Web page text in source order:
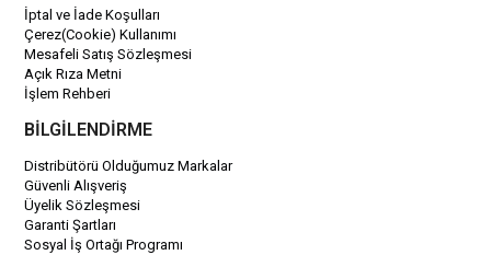
İptal ve İade Koşulları
Çerez(Cookie) Kullanımı
Mesafeli Satış Sözleşmesi
Açık Rıza Metni
İşlem Rehberi
BİLGİLENDİRME
Distribütörü Olduğumuz Markalar
Güvenli Alışveriş
Üyelik Sözleşmesi
Garanti Şartları
Sosyal İş Ortağı Programı